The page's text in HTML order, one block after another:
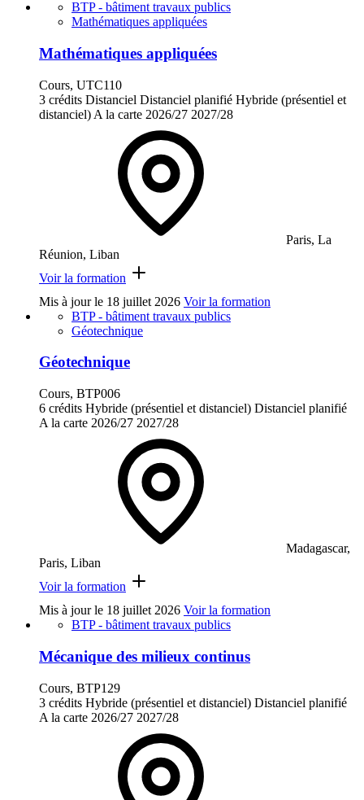
BTP - bâtiment travaux publics
Mathématiques appliquées
Mathématiques appliquées
Cours, UTC110
3 crédits Distanciel Distanciel planifié Hybride (présentiel et
distanciel) A la carte 2026/27 2027/28
Paris, La
Réunion, Liban
Voir la formation
Mis à jour le 18 juillet 2026 Voir la formation
BTP - bâtiment travaux publics
Géotechnique
Géotechnique
Cours, BTP006
6 crédits Hybride (présentiel et distanciel) Distanciel planifié
A la carte 2026/27 2027/28
Madagascar,
Paris, Liban
Voir la formation
Mis à jour le 18 juillet 2026 Voir la formation
BTP - bâtiment travaux publics
Mécanique des milieux continus
Cours, BTP129
3 crédits Hybride (présentiel et distanciel) Distanciel planifié
A la carte 2026/27 2027/28